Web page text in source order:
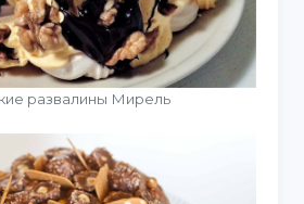
развалины Мирель